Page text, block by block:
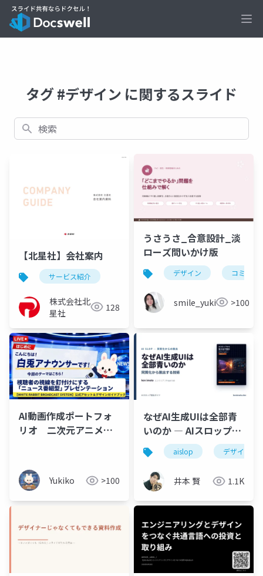
タグ #デザイン に関するスライド
検索
【北星社】会社案内
サービス紹介
株式会社北
星社
128
うさうさ_合意設計_淡
ローズ問いかけ版
デザイン コミュニ
smile_yukiko_it>100
AI動画作成ポートフォ
リオ 二次元アニメ編_
Yukiko >100
なぜAI生成UIは全部青
いのか ― AIスロップか
ら脱出する技術（入
門）
aislop デザイン
井本 賢 1.1K